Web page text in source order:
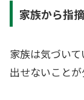
家族から指
家族は気づい
出せないことが